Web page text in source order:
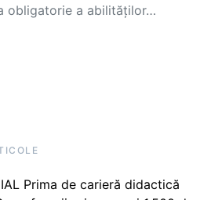
obligatorie a abilităților…
Prima de carieră didactică